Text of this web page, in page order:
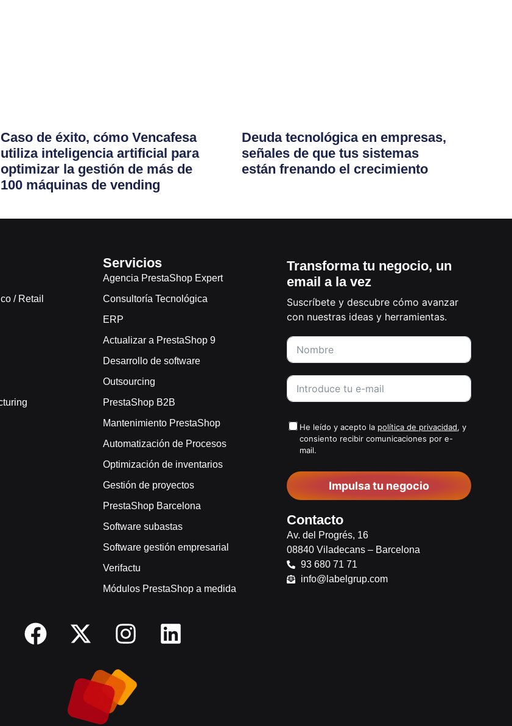
Caso de éxito, cómo Vencafesa
utiliza inteligencia artificial para
optimizar la gestión de más de
100 máquinas de vending
Deuda tecnológica en empresas,
señales de que tus sistemas
están frenando el crecimiento
/ Retail
Servicios
Agencia PrestaShop Expert
Consultoría Tecnológica
ERP
Actualizar a PrestaShop 9
Desarrollo de software
Outsourcing
PrestaShop B2B
Mantenimiento PrestaShop
Automatización de Procesos
Optimización de inventarios
Gestión de proyectos
PrestaShop Barcelona
Software subastas
Software gestión empresarial
Verifactu
Módulos PrestaShop a medida
Transforma tu negocio, un
email a la vez
Suscríbete y descubre cómo avanzar
con nuestras ideas y herramientas.
He leído y acepto la política de privacidad, y
consiento recibir comunicaciones por e-
mail.
Impulsa tu negocio
Contacto
Av. del Progrés, 16
08840 Viladecans – Barcelona
93 680 71 71
info@labelgrup.com